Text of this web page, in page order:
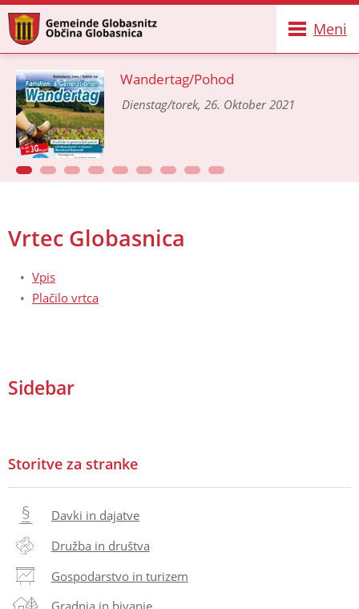
Meni
Wandertag/Pohod
Dienstag/torek, 26. Oktober 2021
Vrtec Globasnica
Vpis
Plačilo vrtca
Sidebar
Storitve za stranke
Davki in dajatve
Družba in društva
Gospodarstvo in turizem